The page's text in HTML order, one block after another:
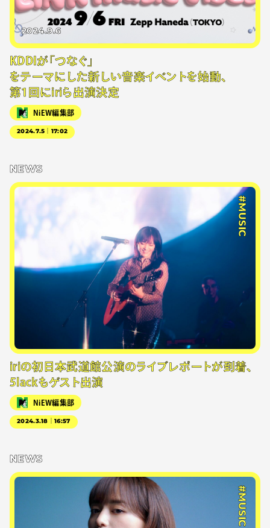
2024.9.6
KDDIが「つなぐ」
をテーマにした新しい音楽イベントを始動、
第1回にiriら出演決定
NiEW編集部
2024.7.5｜17:02
NEWS
#MUSIC
iriの初日本武道館公演のライブレポートが到着、
5lackもゲスト出演
NiEW編集部
2024.3.18｜16:57
NEWS
#MUSIC